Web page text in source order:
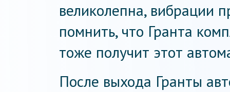
великолепна, вибрации
помнить, что Гранта
тоже получит этот
После выхода Гранты